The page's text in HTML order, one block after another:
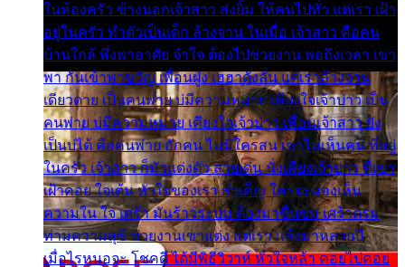
ในห้องครัว ข้างนอกเจ้าสาว ส่งยิ้ม ให้คนไปทั่ว แต่เรา เฝ้า
อยู่ในครัว ทำตัวเป็นเด็ก ล้างจาน ในเมื่อ เจ้าสาว คือคน
บ้านใกล้ พึ่งพาอาศัย จำใจ ต้องไปช่วยงาน พอถึงเวลา เขา
พา กันเข้าพาขวัญ เพื่อนฝูง เฮฮาดังลั่น แต่เราล้างจาน
เดียวดาย เป็นคนพ่าย บ่มีความหมาย เคียงใจเจ้าบ่าว เป็น
คนพ่าย บ่มีความหมาย เคียงใจเจ้าบ่าว เพื่อนเจ้าสาว ยัง
เป็นบ่ได้ คือคนพ่าย ฮักคน ไม่มีใครสน เขาไม่เห็นคน ที่อยู่
ในครัว เจ้าสาว ก็มัวแต่งตัว สวยเด่น นั่งเคียงเจ้าบ่าว ที่เขา
เฝ้าคอย ใจเต้น หัวใจของเรา ลำเค็ญ ใครจะมองเห็น
ความใน ใจ เศร้า มันร้าวระบม ต้องมาขื่นขม เศร้าตรม
ท่ามความสุขี ช่วยงานเขาแต่ง แต่เรา แล้งมาหลายปี
เมื่อไรหนอจะ โชคดี ได้มีพิธีวิวาห์ หัวใจหล้า คอยไปคอย